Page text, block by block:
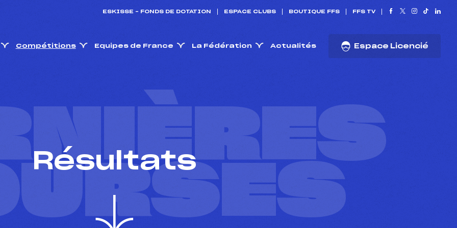
ESKISSE – FONDS DE DOTATION ESPACE CLUBS BOUTIQUE FFS FFS TV
Compétitions Equipes de France La Fédération Actualités Espace Licencié
Résultats